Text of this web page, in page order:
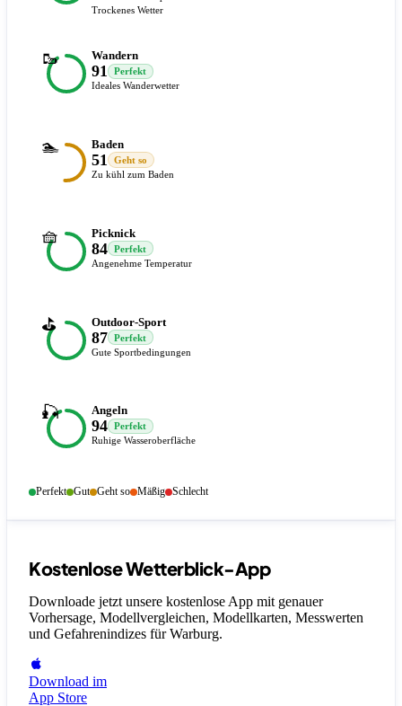
Trockenes Wetter
🥾 Wandern
91
Perfekt
Ideales Wanderwetter
🏊 Baden
51
Geht so
Zu kühl zum Baden
🧺 Picknick
84
Perfekt
Angenehme Temperatur
⛳ Outdoor-Sport
87
Perfekt
Gute Sportbedingungen
🎣 Angeln
94
Perfekt
Ruhige Wasseroberfläche
Perfekt Gut Geht so Mäßig Schlecht
Kostenlose Wetterblick-App
Downloade jetzt unsere kostenlose App mit genauer
Vorhersage, Modellvergleichen, Modellkarten, Messwerten
und Gefahrenindizes für Warburg.
Download im
App Store